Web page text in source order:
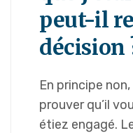
peut-il
décision
En principe
prouver qu’il
étiez engagé.